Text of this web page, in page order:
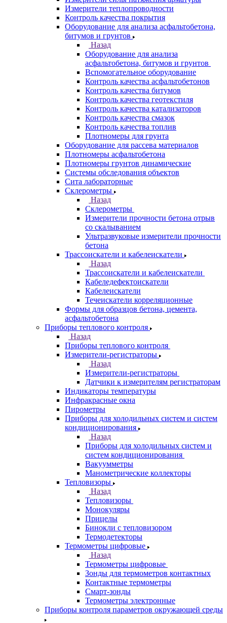
Измерители теплопроводности
Контроль качества покрытия
Оборудование для анализа асфальтобетона,
битумов и грунтов
Назад
Оборудование для анализа
асфальтобетона, битумов и грунтов
Вспомогательное оборудование
Контроль качества асфальтобетонов
Контроль качества битумов
Контроль качества геотекстиля
Контроль качества катализаторов
Контроль качества смазок
Контроль качества топлив
Плотномеры для грунта
Оборудование для рассева материалов
Плотномеры асфальтобетона
Плотномеры грунтов динамические
Системы обследования объектов
Сита лабораторные
Склерометры
Назад
Склерометры
Измерители прочности бетона отрыв
со скалыванием
Ультразвуковые измерители прочности
бетона
Трассоискатели и кабелеискатели
Назад
Трассоискатели и кабелеискатели
Кабеледефектоискатели
Кабелеискатели
Течеискатели корреляционные
Формы для образцов бетона, цемента,
асфальтобетона
Приборы теплового контроля
Назад
Приборы теплового контроля
Измерители-регистраторы
Назад
Измерители-регистраторы
Датчики к измерителям регистраторам
Индикаторы температуры
Инфракрасные окна
Пирометры
Приборы для холодильных систем и систем
кондиционирования
Назад
Приборы для холодильных систем и
систем кондиционирования
Вакуумметры
Манометрические коллекторы
Тепловизоры
Назад
Тепловизоры
Монокуляры
Прицелы
Бинокли с тепловизором
Термодетекторы
Термометры цифровые
Назад
Термометры цифровые
Зонды для термометров контактных
Контактные термометры
Смарт-зонды
Термометры электронные
Приборы контроля параметров окружающей среды